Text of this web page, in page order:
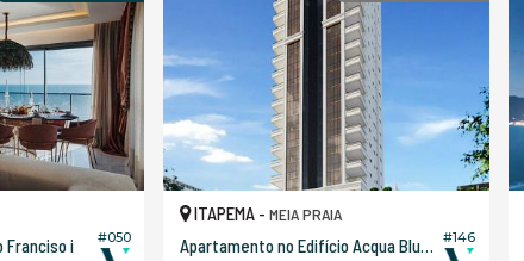
#050
Franciso i #146
ITAPEMA - MEIA PRAIA
Apartamento no Edifício Acqua Blue Residence